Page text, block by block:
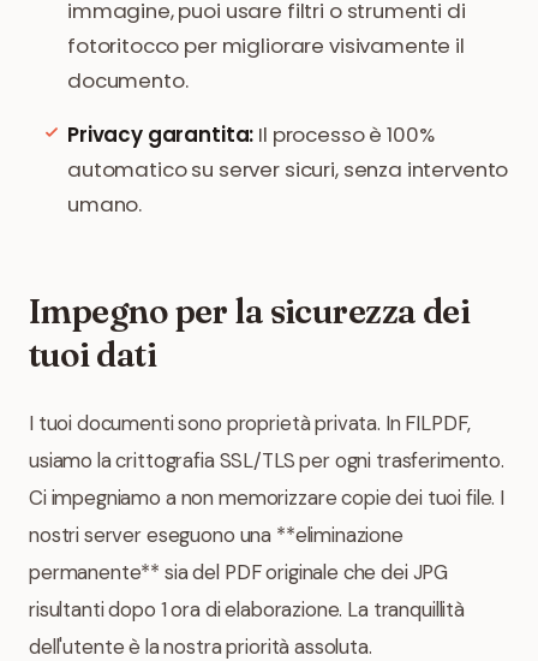
immagine, puoi usare filtri o strumenti di
fotoritocco per migliorare visivamente il
documento.
Privacy garantita: Il processo è 100%
automatico su server sicuri, senza intervento
umano.
Impegno per la sicurezza dei
tuoi dati
I tuoi documenti sono proprietà privata. In FILPDF,
usiamo la crittografia SSL/TLS per ogni trasferimento.
Ci impegniamo a non memorizzare copie dei tuoi file. I
nostri server eseguono una **eliminazione
permanente** sia del PDF originale che dei JPG
risultanti dopo 1 ora di elaborazione. La tranquillità
dell'utente è la nostra priorità assoluta.